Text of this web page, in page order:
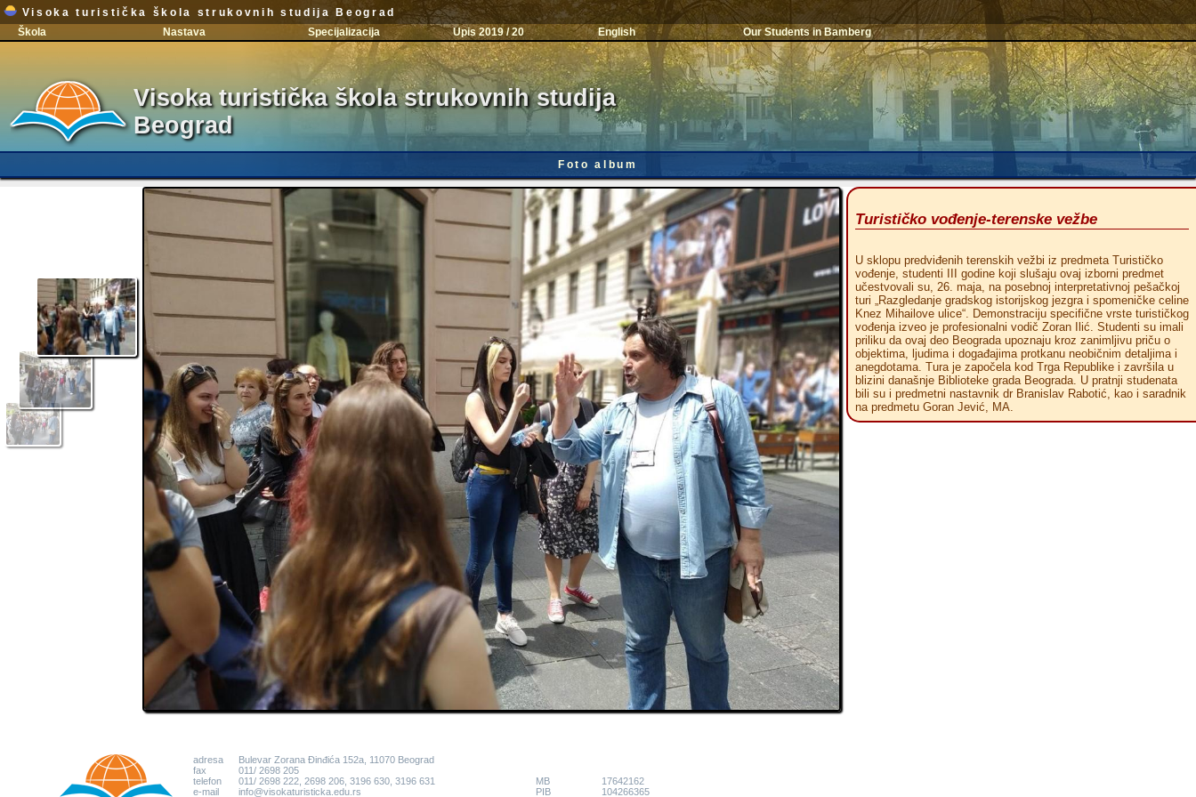
Visoka turistička škola strukovnih studija Beograd
Škola
Nastava Specijalizacija Upis 2019 / 20 English Our Students in Bamberg
Visoka turistička škola strukovnih studija
Beograd
Foto album
Turističko vođenje-terenske vežbe
U sklopu predviđenih terenskih vežbi iz predmeta Turističko
vođenje, studenti III godine koji slušaju ovaj izborni predmet
učestvovali su, 26. maja, na posebnoj interpretativnoj pešačkoj
turi „Razgledanje gradskog istorijskog jezgra i spomeničke celine
Knez Mihailove ulice“. Demonstraciju specifične vrste turističkog
vođenja izveo je profesionalni vodič Zoran Ilić. Studenti su imali
priliku da ovaj deo Beograda upoznaju kroz zanimljivu priču o
objektima, ljudima i događajima protkanu neobičnim detaljima i
anegdotama. Tura je započela kod Trga Republike i završila u
blizini današnje Biblioteke grada Beograda. U pratnji studenata
bili su i predmetni nastavnik dr Branislav Rabotić, kao i saradnik
na predmetu Goran Jević, MA.
adresa
Bulevar Zorana Đinđića 152a, 11070 Beograd
fax
011/ 2698 205
telefon
011/ 2698 222, 2698 206, 3196 630, 3196 631 MB
17642162
e-mail
info@visokaturisticka.edu.rs PIB
104266365